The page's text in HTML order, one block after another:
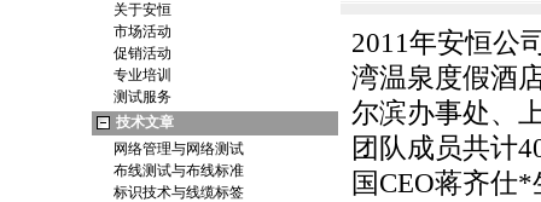
关于安恒
市场活动
促销活动
专业培训
测试服务
技术文章
网络管理与网络测试
布线测试与布线标准
标识技术与线缆标签
2011年安恒公
湾温泉度假酒
尔滨办事处、
团队成员共计
国CEO蒋齐仕*